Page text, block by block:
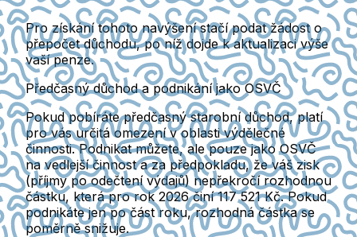
Pro získání tohoto navýšení stačípodat žádost o
přepočet důchodu, po níž dojde k aktualizaci výše
vaší penze.
Předčasný důchod a podnikání jako OSVČ
Pokud pobírátepředčasný starobní důchod, platí
pro vásurčitá omezenív oblasti výdělečné
činnosti. Podnikat můžete, ale pouze jako OSVČ
na vedlejší činnosta za předpokladu, ževáš zisk
(příjmy po odečtení výdajů) nepřekročí rozhodnou
částku, která pro rok 2026 činí117 521 Kč. Pokud
podnikáte jen po část roku,rozhodná částka se
poměrně snižuje.